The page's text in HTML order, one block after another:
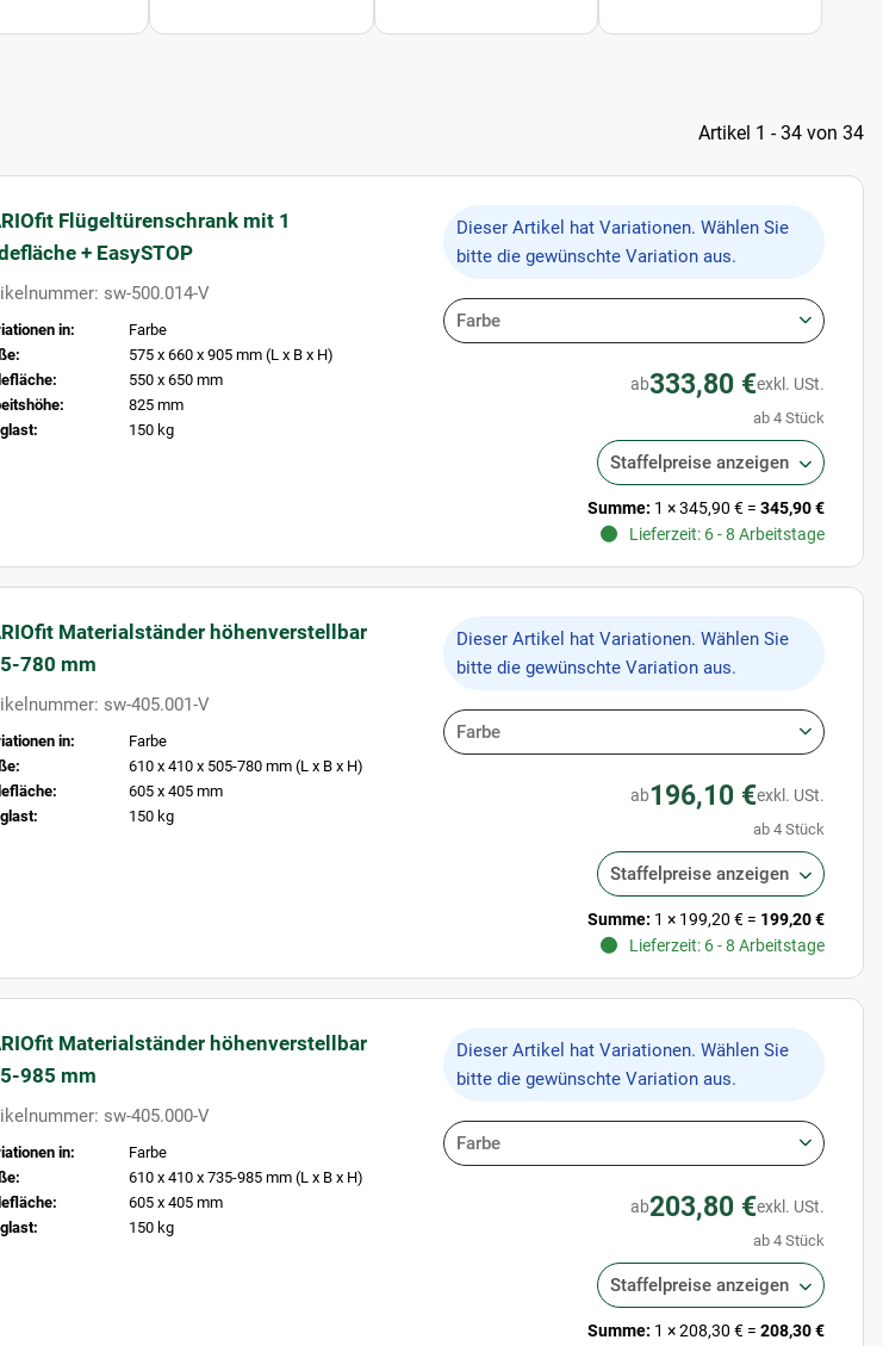
Artikel 1 - 34 von 34
Flügeltürenschrank mit 1
+ EasySTOP
sw-500.014-V
in:
Farbe
575 x 660 x 905 mm (L x B x H)
550 x 650 mm
825 mm
150 kg
x
Dieser Artikel hat Variationen. Wählen Sie
bitte die gewünschte Variation aus.
Farbe
ab333,80 €exkl. USt.
ab 4 Stück
Staffelpreise anzeigen
Summe: 1 ×345,90 € = 345,90 €
Lieferzeit: 6 - 8 Arbeitstage
Materialständer höhenverstellbar
780 mm
sw-405.001-V
in:
Farbe
610 x 410 x 505-780 mm (L x B x H)
605 x 405 mm
150 kg
x
Dieser Artikel hat Variationen. Wählen Sie
bitte die gewünschte Variation aus.
Farbe
ab196,10 €exkl. USt.
ab 4 Stück
Staffelpreise anzeigen
Summe: 1 × 199,20 € = 199,20 €
Lieferzeit: 6 - 8 Arbeitstage
Materialständer höhenverstellbar
985 mm
sw-405.000-V
in:
Farbe
610 x 410 x 735-985 mm (L x B x H)
605 x 405 mm
150 kg
x
Dieser Artikel hat Variationen. Wählen Sie
bitte die gewünschte Variation aus.
Farbe
ab203,80 €exkl. USt.
ab 4 Stück
Staffelpreise anzeigen
Summe: 1 ×208,30 € = 208,30 €